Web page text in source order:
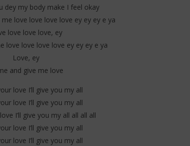
dey my body make I feel okay
love love love love ey ey ey e ya
love love love, ey
love love love love ey ey ey e ya
Love, ey
and give me love
love I’ll give you my all
love I’ll give you my all
I’ll give you my all all all all
love I’ll give you my all
love I’ll give you my all